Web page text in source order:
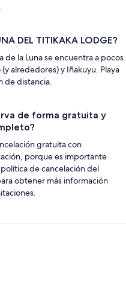
DEL TITIKAKA LODGE?
de la Luna se encuentra a pocos
alrededores) y Iñakuyu. Playa
de distancia.
de forma gratuita y
gratuita con
porque es importante
de cancelación del
obtener más información